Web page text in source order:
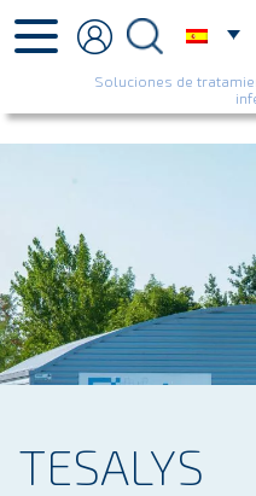
Soluciones de
TESALYS